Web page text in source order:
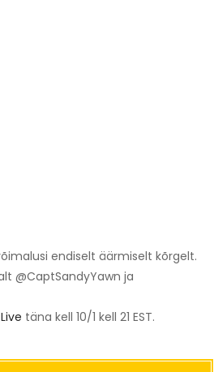
endiselt äärmiselt kõrgelt.
@CaptSandyYawn ja
täna kell 10/1 kell 21 EST.